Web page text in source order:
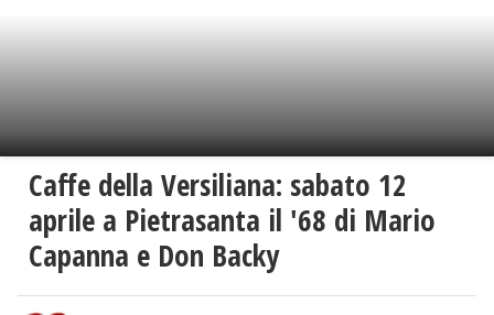
Caffe della Versiliana: sabato 12
aprile a Pietrasanta il '68 di Mario
Capanna e Don Backy